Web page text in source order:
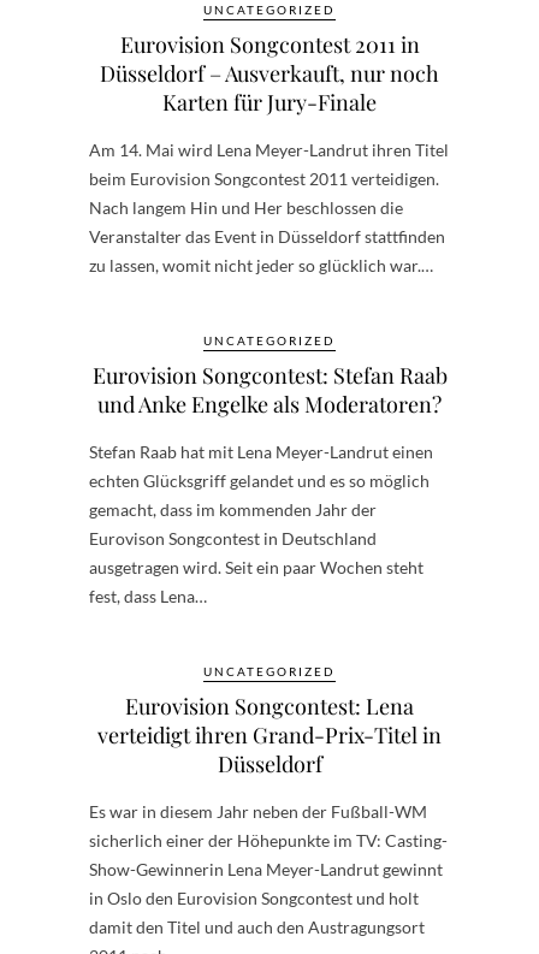
UNCATEGORIZED
Eurovision Songcontest 2011 in
Düsseldorf – Ausverkauft, nur noch
Karten für Jury-Finale
Am 14. Mai wird Lena Meyer-Landrut ihren Titel
beim Eurovision Songcontest 2011 verteidigen.
Nach langem Hin und Her beschlossen die
Veranstalter das Event in Düsseldorf stattfinden
zu lassen, womit nicht jeder so glücklich war.…
UNCATEGORIZED
Eurovision Songcontest: Stefan Raab
und Anke Engelke als Moderatoren?
Stefan Raab hat mit Lena Meyer-Landrut einen
echten Glücksgriff gelandet und es so möglich
gemacht, dass im kommenden Jahr der
Eurovison Songcontest in Deutschland
ausgetragen wird. Seit ein paar Wochen steht
fest, dass Lena…
UNCATEGORIZED
Eurovision Songcontest: Lena
verteidigt ihren Grand-Prix-Titel in
Düsseldorf
Es war in diesem Jahr neben der Fußball-WM
sicherlich einer der Höhepunkte im TV: Casting-
Show-Gewinnerin Lena Meyer-Landrut gewinnt
in Oslo den Eurovision Songcontest und holt
damit den Titel und auch den Austragungsort